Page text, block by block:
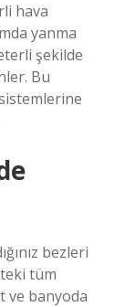
hava
yanma
şekilde
Bu
bezleri
tüm
ve banyoda